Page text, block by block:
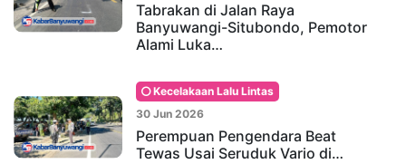
Tabrakan di Jalan Raya
Banyuwangi-Situbondo, Pemotor
Alami Luka…
Kecelakaan Lalu Lintas
30 Jun 2026
Perempuan Pengendara Beat
Tewas Usai Seruduk Vario di…